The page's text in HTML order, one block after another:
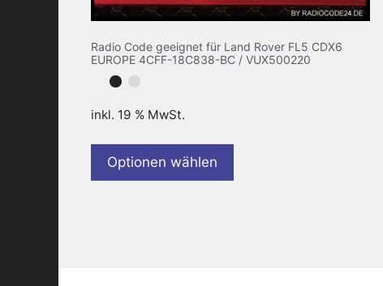
Radio Code geeignet für Land Rover FL5 CDX6
EUROPE 4CFF-18C838-BC / VUX500220
inkl. 19 % MwSt.
Optionen wählen